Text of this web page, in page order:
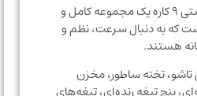
ساز همه کاره دستی ۹ کاره یک مجموعه کامل و
به دنبال سرعت، نظم و
تخته ساطور، مخزن